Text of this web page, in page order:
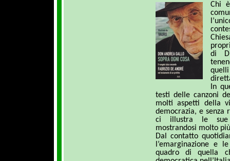
Chi
di
In
testi delle canzoni
molti aspetti della
democrazia, e
ci illustra le sue
mostrandosi molto
Dal contatto
l’emarginazione e
quadro di quella